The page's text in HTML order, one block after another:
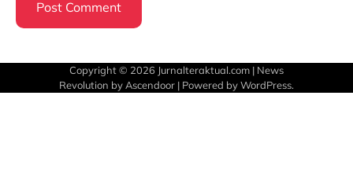
Copyright © 2026 Jurnalteraktual.com | News
Revolution by Ascendoor | Powered byWordPress.